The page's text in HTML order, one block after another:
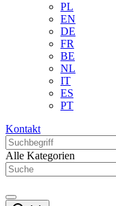
PL
EN
DE
FR
BE
NL
IT
ES
PT
Kontakt
Alle Kategorien